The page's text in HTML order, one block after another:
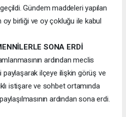
Gündem maddeleri yapılan
oy birliği ve oy çokluğu ile kabul
SONA ERDİ
ardından meclis
paylaşarak ilçeye ilişkin görüş ve
istişare ve sohbet ortamında
ardından sona erdi.